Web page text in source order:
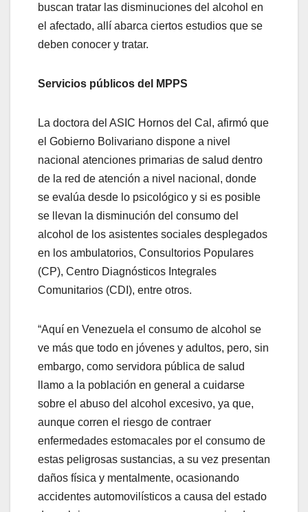
buscan tratar las disminuciones del alcohol en
el afectado, allí abarca ciertos estudios que se
deben conocer y tratar.
Servicios públicos del MPPS
La doctora del ASIC Hornos del Cal, afirmó que
el Gobierno Bolivariano dispone a nivel
nacional atenciones primarias de salud dentro
de la red de atención a nivel nacional, donde
se evalúa desde lo psicológico y si es posible
se llevan la disminución del consumo del
alcohol de los asistentes sociales desplegados
en los ambulatorios, Consultorios Populares
(CP), Centro Diagnósticos Integrales
Comunitarios (CDI), entre otros.
“Aquí en Venezuela el consumo de alcohol se
ve más que todo en jóvenes y adultos, pero, sin
embargo, como servidora pública de salud
llamo a la población en general a cuidarse
sobre el abuso del alcohol excesivo, ya que,
aunque corren el riesgo de contraer
enfermedades estomacales por el consumo de
estas peligrosas sustancias, a su vez presentan
daños física y mentalmente, ocasionando
accidentes automovilísticos a causa del estado